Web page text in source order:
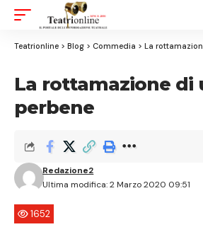
Teatrionline > Blog > Commedia > La
La rottamazione di
perbene
Ultima modifica: 2 Marzo 2020 09:51
Redazione2
1652